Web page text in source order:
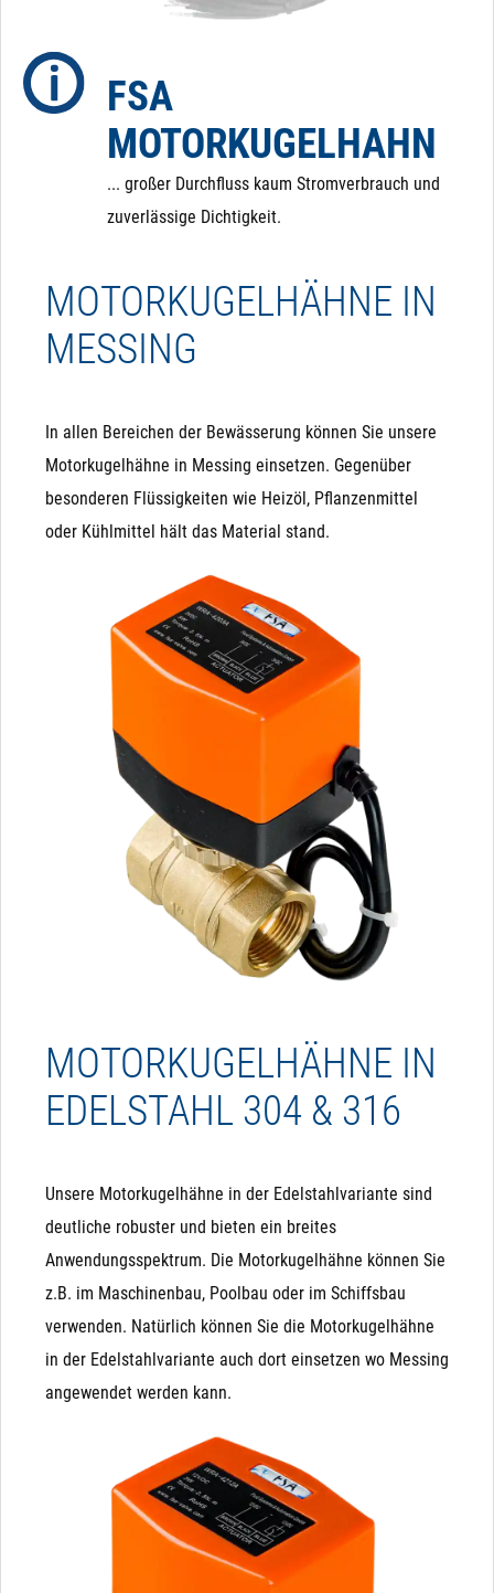
dass der Kugelhahn im Falle eines Stromausfalls in
eine definierte Position zurückfährt.
FSA
MOTORKUGELHAHN
... großer Durchfluss kaum Stromverbrauch und
zuverlässige Dichtigkeit.
MOTORKUGELHÄHNE IN
MESSING
In allen Bereichen der Bewässerung können Sie unsere
Motorkugelhähne in Messing einsetzen. Gegenüber
besonderen Flüssigkeiten wie Heizöl, Pflanzenmittel
oder Kühlmittel hält das Material stand.
MOTORKUGELHÄHNE IN
EDELSTAHL 304 & 316
Unsere Motorkugelhähne in der Edelstahlvariante sind
deutliche robuster und bieten ein breites
Anwendungsspektrum. Die Motorkugelhähne können Sie
z.B. im Maschinenbau, Poolbau oder im Schiffsbau
verwenden. Natürlich können Sie die Motorkugelhähne
in der Edelstahlvariante auch dort einsetzen wo Messing
angewendet werden kann.